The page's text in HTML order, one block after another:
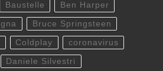
Baustelle Ben Harper
Bruce Springsteen
Coldplay coronavirus
Daniele Silvestri